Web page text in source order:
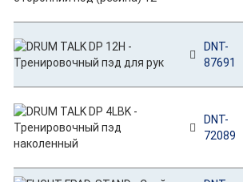
DNT-
87691
DNT-
72089